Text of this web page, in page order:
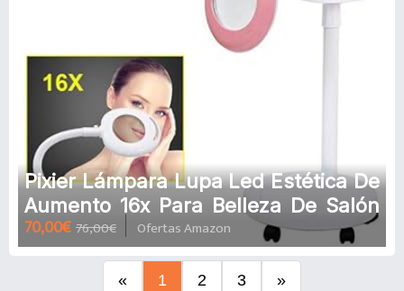
Pixier Lámpara Lupa Led Estética De
Aumento 16x Para Belleza De Salón
Tatuaje Escritorio Manicura
Maquillaje Pedicura Lectura Trabajo
Lámpara De Pie Flexible Profesional
70,00€ 76,00€ Ofertas Amazon
« 1 2 3 »